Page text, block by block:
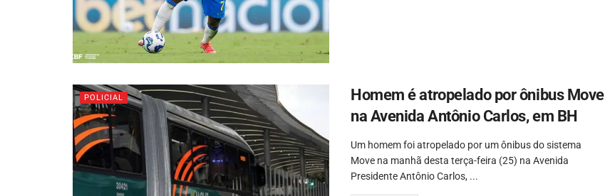
POLICIAL
Homem é atropelado por ônibus Move
na Avenida Antônio Carlos, em BH
Um homem foi atropelado por um ônibus do sistema
Move na manhã desta terça-feira (25) na Avenida
Presidente Antônio Carlos, ...